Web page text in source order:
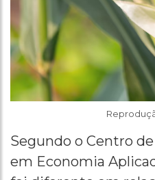
Segundo o Centro
em Economia